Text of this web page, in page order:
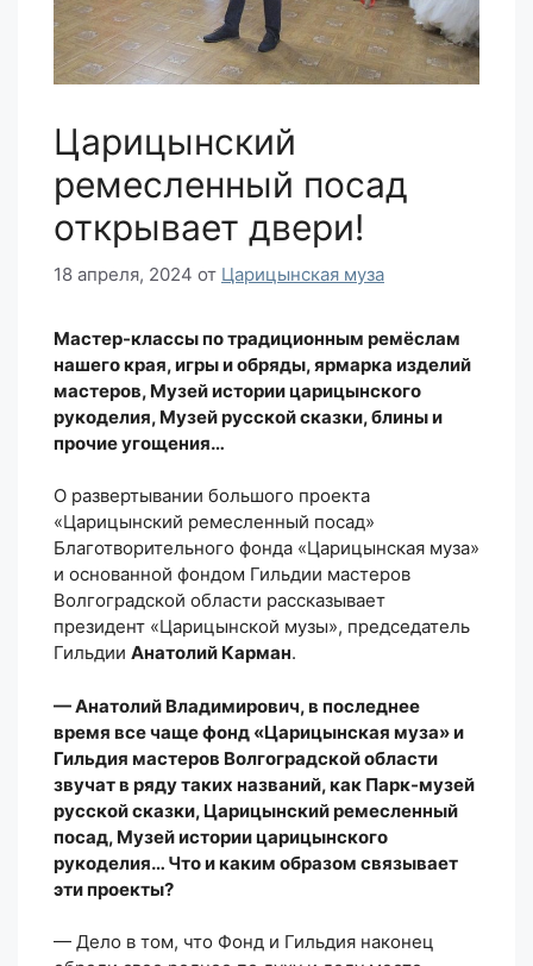
Царицынский
ремесленный посад
открывает двери!
18 апреля, 2024 от Царицынская муза
Мастер-классы по традиционным ремёслам
нашего края, игры и обряды, ярмарка изделий
мастеров, Музей истории царицынского
рукоделия, Музей русской сказки, блины и
прочие угощения…
О развертывании большого проекта
«Царицынский ремесленный посад»
Благотворительного фонда «Царицынская муза»
и основанной фондом Гильдии мастеров
Волгоградской области рассказывает
президент «Царицынской музы», председатель
Гильдии Анатолий Карман.
— Анатолий Владимирович, в последнее
время все чаще фонд «Царицынская муза» и
Гильдия мастеров Волгоградской области
звучат в ряду таких названий, как Парк-музей
русской сказки, Царицынский ремесленный
посад, Музей истории царицынского
рукоделия… Что и каким образом связывает
эти проекты?
— Дело в том, что Фонд и Гильдия наконец